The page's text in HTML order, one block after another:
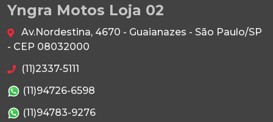
Yngra Motos Loja 02
Av.Nordestina, 4670 - Guaianazes - São Paulo/SP
- CEP 08032000
(11)2337-5111
(11)94726-6598
(11)94783-9276